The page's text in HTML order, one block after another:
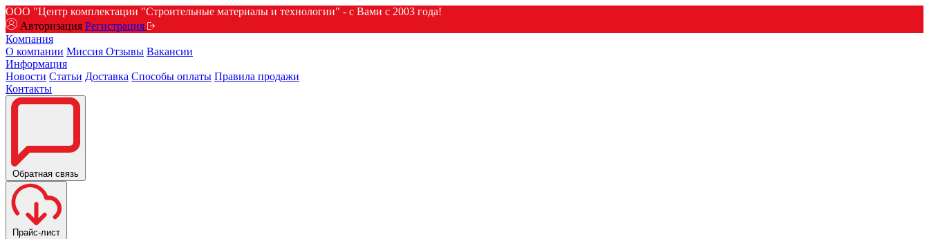
ООО "Центр комплектации "Строительные материалы и технологии" - с Вами с 2003 года!
Авторизация Регистрация
Компания
О компании Миссия Отзывы Вакансии
Информация
Новости Статьи Доставка Способы оплаты Правила продажи
Контакты
Обратная связь
Прайс-лист